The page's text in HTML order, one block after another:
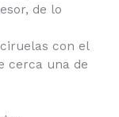
la masa
de lo
con el
una de